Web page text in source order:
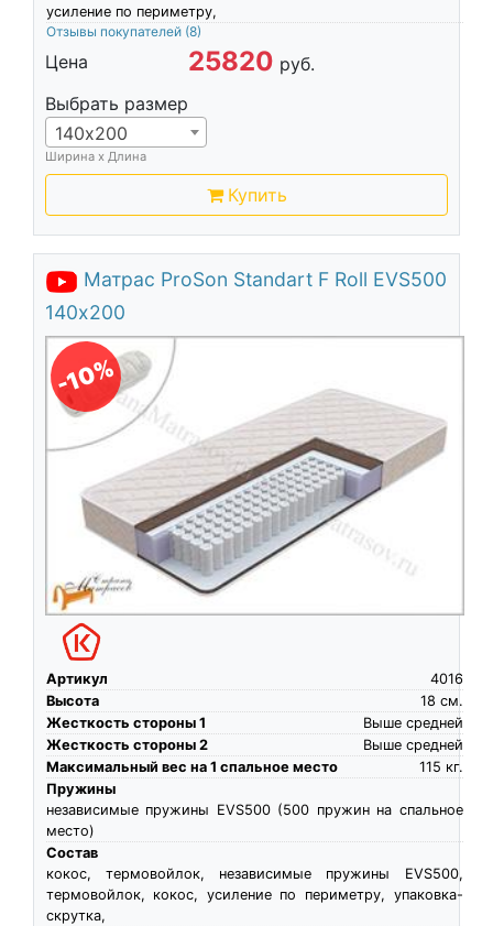
усиление по периметру,
Отзывы покупателей (8)
Цена 25820 руб.
Выбрать размер
140х200
Ширина х Длина
Купить
Матрас ProSon Standart F Roll EVS500
140х200
-10%
Артикул
4016
Высота
см.
18
Жесткость стороны 1
Выше средней
Жесткость стороны 2
Выше средней
Максимальный вес на 1 спальное место
кг.
115
Пружины
независимые пружины EVS500 (500 пружин на спальное
место)
Состав
кокос, термовойлок, независимые пружины EVS500,
термовойлок, кокос, усиление по периметру, упаковка-
скрутка,